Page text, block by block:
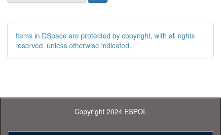
Items in DSpace are protected by copyright, with all rights
reserved, unless otherwise indicated.
Copyright 2024 ESPOL